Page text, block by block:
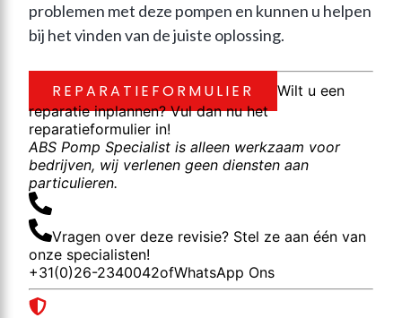
problemen met deze pompen en kunnen u helpen
bij het vinden van de juiste oplossing.
REPARATIEFORMULIER
Wilt u een
reparatie inplannen? Vul dan nu het
reparatieformulier in!
ABS Pomp Specialist is alleen werkzaam voor
bedrijven, wij verlenen geen diensten aan
particulieren.
Vragen over deze revisie? Stel ze aan één van
onze specialisten!
+31(0)26-2340042ofWhatsApp Ons